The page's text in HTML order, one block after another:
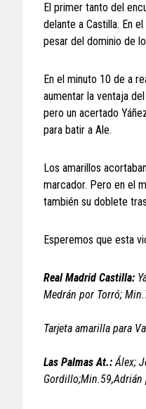
El primer tanto del
delante a Castilla. En
pesar del dominio de
En el minuto 10 de a
aumentar la ventaja
pero un acertado
para batir a Ale.
Los amarillos
marcador. Pero en el
también su doblete
Esperemos que esta
Real Madrid Castilla:
Medrán por Torró;
Tarjeta amarilla para
Las Palmas At.:Álex;
Gordillo;Min.59,Adrián